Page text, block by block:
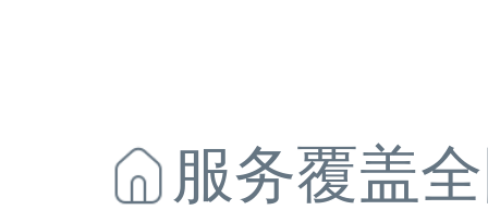
服务覆盖